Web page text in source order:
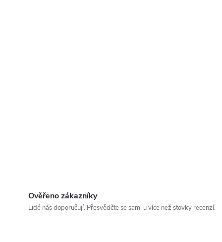
Ověřeno zákazníky
Lidé nás doporučují. Přesvědčte se sami u více než stovky recenzí.